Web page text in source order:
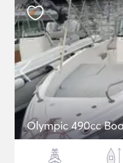
Olympic 490cc